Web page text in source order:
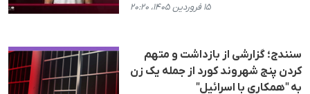
۱۵ فروردین ۱۴۰۵، ۲۰:۲۰
سنندج؛ گزارشی از بازداشت و متهم
کردن پنج شهروند کورد از جملە یک زن
به "همکاری با اسرائیل"